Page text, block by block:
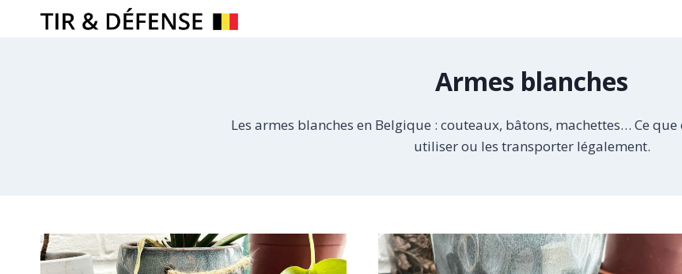
Armes blanches
Les armes blanches en Belgique : couteaux, bâtons, machettes… Ce
utiliser ou les transporter légalement.